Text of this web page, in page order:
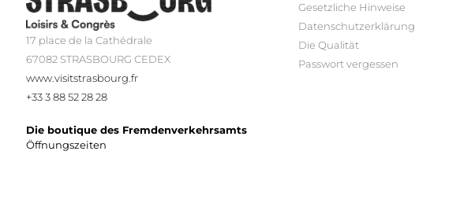
17 place de la Cathédrale
67082 STRASBOURG CEDEX
www.visitstrasbourg.fr
+33 3 88 52 28 28
Die boutique des Fremdenverkehrsamts
Öffnungszeiten
Gesetzliche Hinweise
Datenschutzerklärung
Die Qualität
Passwort vergessen